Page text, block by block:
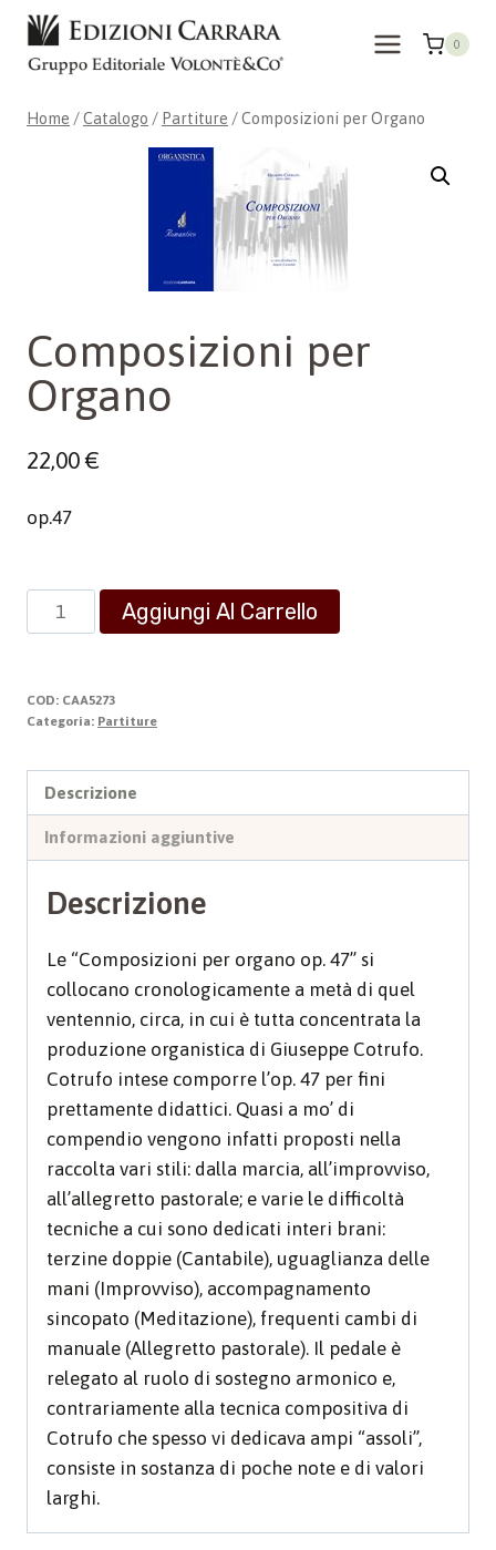
Salta
contenuto
0
Home /Catalogo / Partiture /Composizioni per Organo
Composizioni per
Organo
22,00€
op.47
Composizioni
per
quantità
Aggiungi Al Carrello
COD: CAA5273
Categoria: Partiture
Descrizione
Informazioni aggiuntive
Descrizione
Le “Composizioni per organo op. 47” si
collocano cronologicamente a metà di quel
ventennio, circa, in cui è tutta concentrata la
produzione organistica di Giuseppe Cotrufo.
Cotrufo intese comporre l’op. 47 per fini
prettamente didattici. Quasi a mo’ di
compendio vengono infatti proposti nella
raccolta vari stili: dalla marcia, all’improvviso,
all’allegretto pastorale; e varie le difficoltà
tecniche a cui sono dedicati interi brani:
terzine doppie (Cantabile), uguaglianza delle
mani (Improvviso), accompagnamento
sincopato (Meditazione), frequenti cambi di
manuale (Allegretto pastorale). Il pedale è
relegato al ruolo di sostegno armonico e,
contrariamente alla tecnica compositiva di
Cotrufo che spesso vi dedicava ampi “assoli”,
consiste in sostanza di poche note e di valori
larghi.